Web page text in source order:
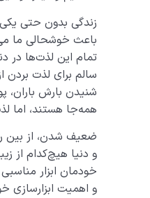
زندگی بدون حتی
باعث خوشحالی ما
تمام این لذت­‌ها در
سالم برای لذت
شنیدن بارش باران،
همه‌­جا هستند، اما
ضعیف شدن، از بین
و دنیا هیچ‌کدام از
خودمان ابزار
و اهمیت ابزارسازی